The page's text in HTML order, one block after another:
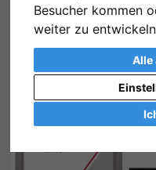
Besucher kommen
weiter zu
Alle